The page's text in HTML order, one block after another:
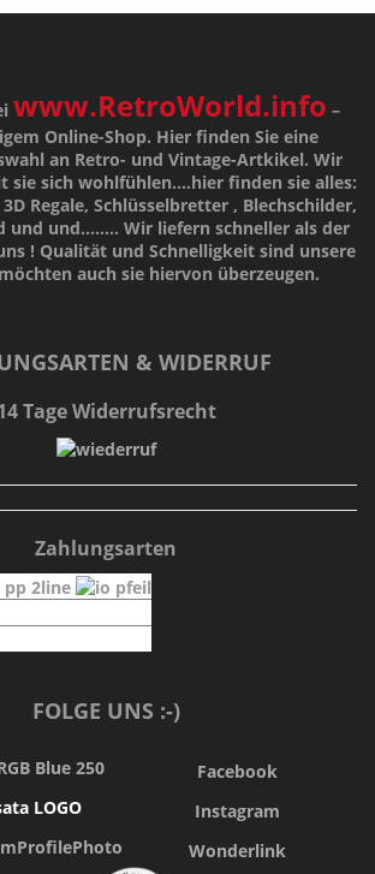
www.RetroWorld.info –
Online-Shop. Hier finden Sie eine
an Retro- und Vintage-Artkikel. Wir
sie sich wohlfühlen....hier finden sie alles:
Regale, Schlüsselbretter , Blechschilder,
und und........ Wir liefern schneller als der
! Qualitätund Schnelligkeitsind unsere
auch sie hiervon überzeugen.
& WIDERRUF
Tage Widerrufsrecht
Zahlungsarten
FOLGE UNS :-)
Facebook
Instagram
Wonderlink